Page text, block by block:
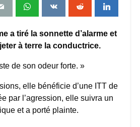
a tiré la sonnette d’alarme et
à terre la conductrice.
de son odeur forte. »
elle bénéficie d’une ITT de
par l’agression, elle suivra un
et a porté plainte.